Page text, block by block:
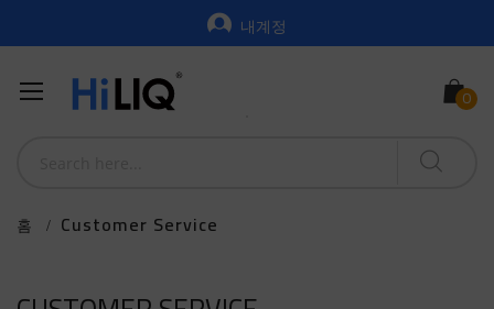
내계정
홈 Customer Service